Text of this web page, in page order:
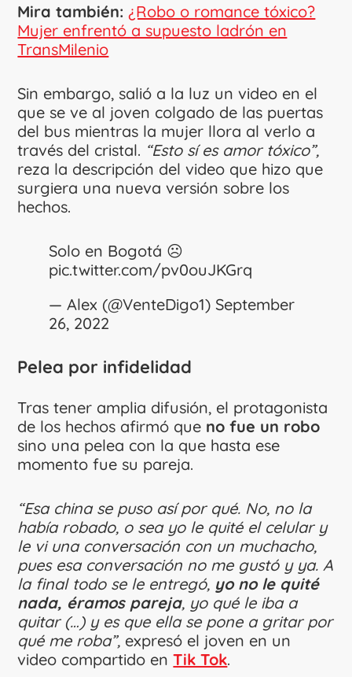
Mira también: ¿Robo o romance tóxico?
Mujer enfrentó a supuesto ladrón en
TransMilenio
Sin embargo, salió a la luz un video en el
que se ve al joven colgado de las puertas
del bus mientras la mujer llora al verlo a
través del cristal. “Esto sí es amor tóxico”,
reza la descripción del video que hizo que
surgiera una nueva versión sobre los
hechos.
Solo en Bogotá ☹️
pic.twitter.com/pv0ouJKGrq
— Alex (@VenteDigo1)September
26, 2022
Pelea por infidelidad
Tras tener amplia difusión, el protagonista
de los hechos afirmó que no fue un robo
sino una pelea con la que hasta ese
momento fue su pareja.
“Esa china se puso así por qué. No, no la
había robado, o sea yo le quité el celular y
le vi una conversación con un muchacho,
pues esa conversación no me gustó y ya. A
la final todo se le entregó, yo no le quité
nada, éramos pareja, yo qué le iba a
quitar (…) y es que ella se pone a gritar por
qué me roba”, expresó el joven en un
video compartido enTik Tok.